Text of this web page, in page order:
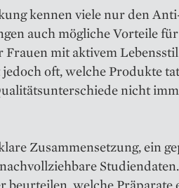
kennen viele nur den
auch mögliche Vorteile
Frauen mit aktivem
oft, welche Produkte
nicht
Zusammensetzung, ein